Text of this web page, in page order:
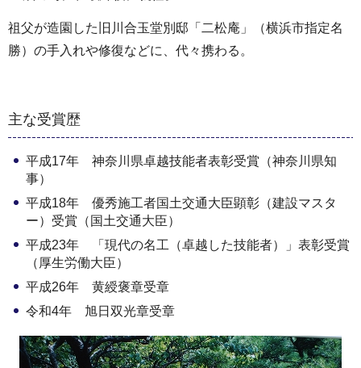
祖父が造園した旧川合玉堂別邸「二松庵」（横浜市指定名
勝）の手入れや修復などに、代々携わる。
主な受賞歴
平成17年 神奈川県卓越技能者表彰受賞（神奈川県知
事）
平成18年 優秀施工者国土交通大臣顕彰（建設マスタ
ー）受賞（国土交通大臣）
平成23年 「現代の名工（卓越した技能者）」表彰受賞
（厚生労働大臣）
平成26年 黄綬褒章受章
令和4年 旭日双光章受章